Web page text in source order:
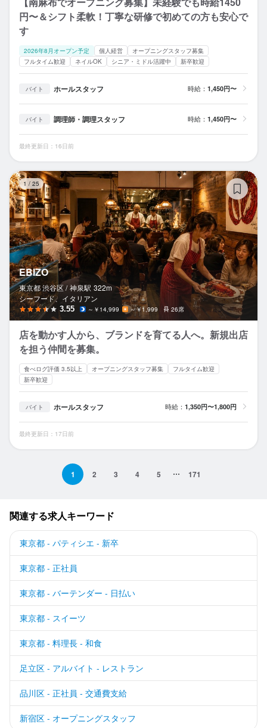
円〜＆シフト柔軟！丁寧な研修で初めての方も安心で
す
2026年8月オープン予定 個人経営
オープニングスタッフ募集
フルタイム歓迎
ネイルOK シニア・ミドル活躍中 新卒歓迎
バイト ホールスタッフ 時給： 1,450円〜
バイト 調理師・調理スタッフ 時給： 1,450円〜
最終更新日：16日前
1 / 25
EBIZO
東京都 渋谷区 / 神泉駅 322m
シーフード、イタリアン
3.55 ～￥14,999 ～￥1,999 26席
店を動かす人から、ブランドを育てる人へ。新規出店
を担う仲間を募集。
食べログ評価 3.5以上 オープニングスタッフ募集
フルタイム歓迎
新卒歓迎
バイト ホールスタッフ 時給： 1,350円〜1,800円
最終更新日：17日前
1 2 3 4 5 171
関連する求人キーワード
東京都 - パティシエ - 新卒
東京都 - 正社員
東京都 - バーテンダー - 日払い
東京都 - スイーツ
東京都 - 料理長 - 和食
足立区 - アルバイト - レストラン
品川区 - 正社員 - 交通費支給
新宿区 - オープニングスタッフ